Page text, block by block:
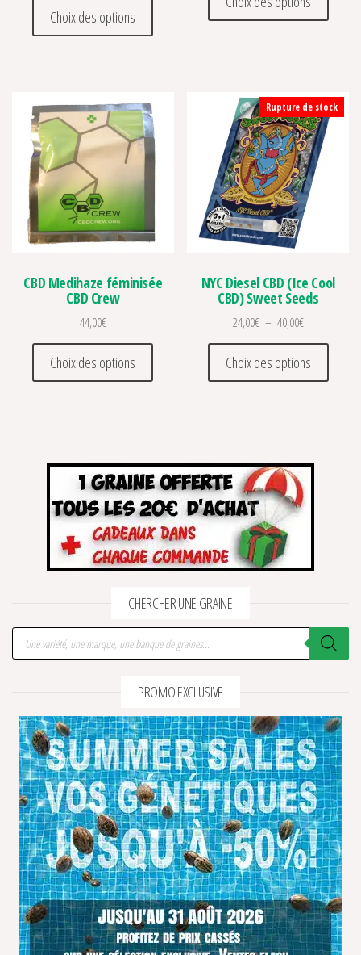
Choix des options
Ce produit a plusieurs variations. Les
CBD Medihaze féminisée
CBD Crew
44,00€
Choix des options
Ce produit a plusieurs variations. Les
Rupture de stock
NYC Diesel CBD (Ice Cool
CBD) Sweet Seeds
24,00€ – 40,00€Plage de prix
Choix des options
Ce
CHERCHER UNE GRAINE
Recherche de produits
PROMO EXCLUSIVE